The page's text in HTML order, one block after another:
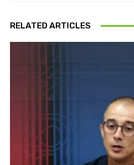
RELATED ARTICLES